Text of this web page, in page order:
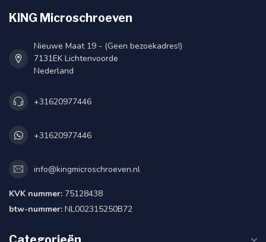
KING Microschroeven
Nieuwe Maat 19 - (Geen bezoekadres!)
7131EK Lichtenvoorde
Nederland
+31620977446
+31620977446
info@kingmicroschroeven.nl
KVK nummer: 75128438
btw-nummer: NL002315250B72